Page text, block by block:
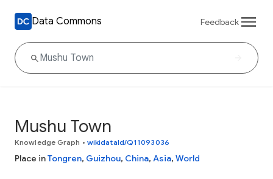
Data Commons Feedback
Mushu Town
Knowledge Graph • wikidataId/Q11093036
Place inTongren, Guizhou, China, Asia, World